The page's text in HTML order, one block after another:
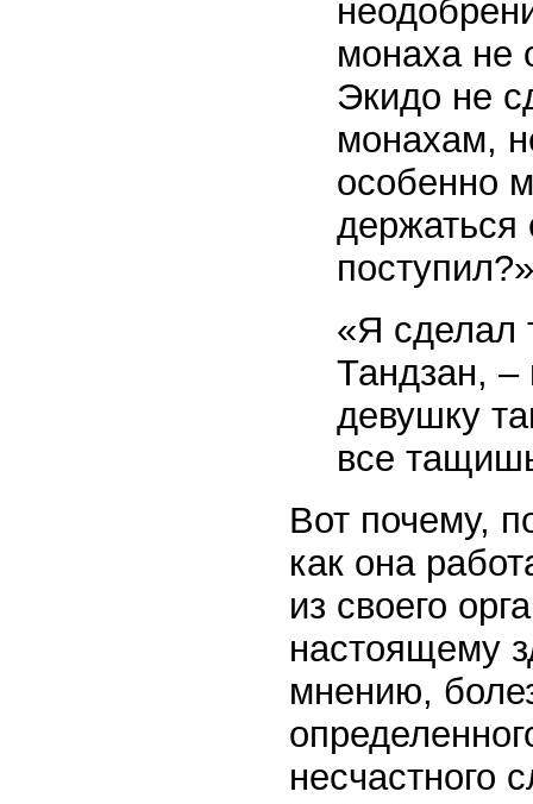
монаха не
Экидо не
монахам,
особенно
держаться
поступил?»
«Я сделал
Тандзан, –
девушку
все
Вот почему,
как она
из своего
настоящему
мнению,
несчастного